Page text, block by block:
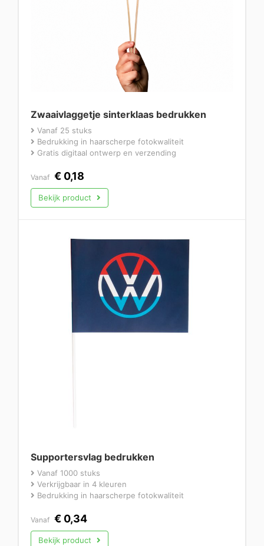
Zwaaivlaggetje sinterklaas bedrukken
Vanaf 25 stuks
Bedrukking in haarscherpe fotokwaliteit
Gratis digitaal ontwerp en verzending
Vanaf € 0,18
Bekijk product
Supportersvlag bedrukken
Vanaf 1000 stuks
Verkrijgbaar in 4 kleuren
Bedrukking in haarscherpe fotokwaliteit
Vanaf € 0,34
Bekijk product